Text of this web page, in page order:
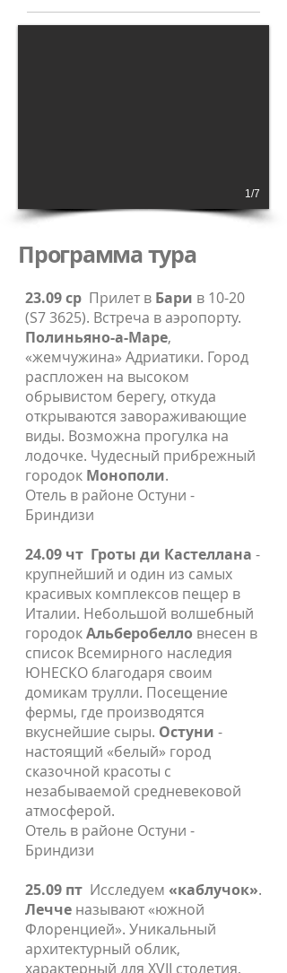
1/7
Программа тура
23.09 ср Прилет в Бари в 10-20
(S7 3625). Встреча в аэропорту.
Полиньяно-а-Маре,
«жемчужина» Адриатики. Город
распложен на высоком
обрывистом берегу, откуда
открываются завораживающие
виды. Возможна прогулка на
лодочке. Чудесный прибрежный
городок Монополи.
Отель в районе Остуни -
Бриндизи
24.09 чт Гроты ди Кастеллана -
крупнейший и один из самых
красивых комплексов пещер в
Италии. Небольшой волшебный
городокАльберобелло внесен в
список Всемирного наследия
ЮНЕСКО благодаря своим
домикам трулли. Посещение
фермы, где производятся
вкуснейшие сыры. Остуни -
настоящий «белый» город
сказочной красоты с
незабываемой средневековой
атмосферой.
Отель в районе Остуни -
Бриндизи
25.09 пт Исследуем «каблучок».
Лечче называют «южной
Флоренцией». Уникальный
архитектурный облик,
характерный для XVII столетия,